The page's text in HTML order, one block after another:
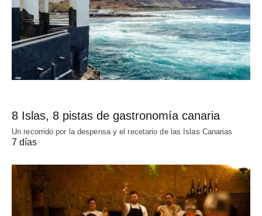
8 Islas, 8 pistas de gastronomía canaria
Un recorrido por la despensa y el recetario de las Islas Canarias
7 días